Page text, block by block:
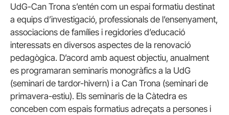
UdG-Can Trona s’entén com un espai formatiu destinat
a equips d’investigació, professionals de l’ensenyament,
associacions de famílies i regidories d’educació
interessats en diversos aspectes de la renovació
pedagògica. D’acord amb aquest objectiu, anualment
es programaran seminaris monogràfics a la UdG
(seminari de tardor-hivern) i a Can Trona (seminari de
primavera-estiu). Els seminaris de la Càtedra es
conceben com espais formatius adreçats a persones i